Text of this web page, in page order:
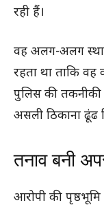
रही हैं।
वह अलग-अलग
रहता था ताकि
पुलिस की
असली ठिकाना ढूंढ
तनाव बनी
आरोपी की